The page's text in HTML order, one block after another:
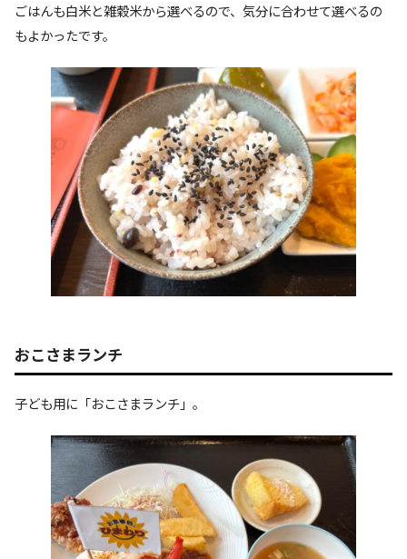
ごはんも白米と雑穀米から選べるので、気分に合わせて選べるの
もよかったです。
おこさまランチ
子ども用に「おこさまランチ」。